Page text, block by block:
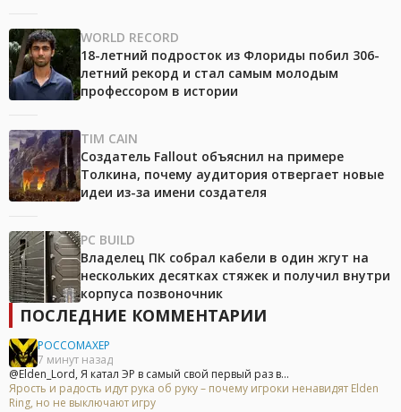
WORLD RECORD
18-летний подросток из Флориды побил 306-
летний рекорд и стал самым молодым
профессором в истории
TIM CAIN
Создатель Fallout объяснил на примере
Толкина, почему аудитория отвергает новые
идеи из-за имени создателя
PC BUILD
Владелец ПК собрал кабели в один жгут на
нескольких десятках стяжек и получил внутри
корпуса позвоночник
ПОСЛЕДНИЕ КОММЕНТАРИИ
POCCOMAXEP
7 минут назад
@Elden_Lord, Я катал ЭР в самый свой первый раз в...
Ярость и радость идут рука об руку – почему игроки ненавидят Elden
Ring, но не выключают игру